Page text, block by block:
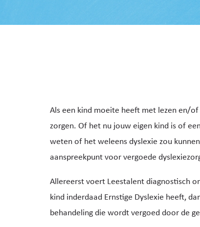
Als een kind moeite heeft met lezen en/
zorgen. Of het nu jouw eigen kind is of
weten of het weleens dyslexie zou
aanspreekpunt voor vergoede
Allereerst voert Leestalent diagnostisch
kind inderdaad Ernstige Dyslexie heeft,
behandeling die wordt vergoed door de